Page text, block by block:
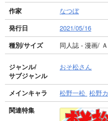
作家
なつぼ
発行日
2021/05/16
種別/サイズ
同人誌 - 漫画/
ジャンル/
サブジャンル
おそ松さん
メインキャラ 松野一松 松野
関連特集